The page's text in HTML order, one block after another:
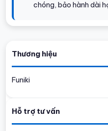
Thương hiệu
Funiki
Hỗ trợ tư vấn
chóng, bảo hành dài